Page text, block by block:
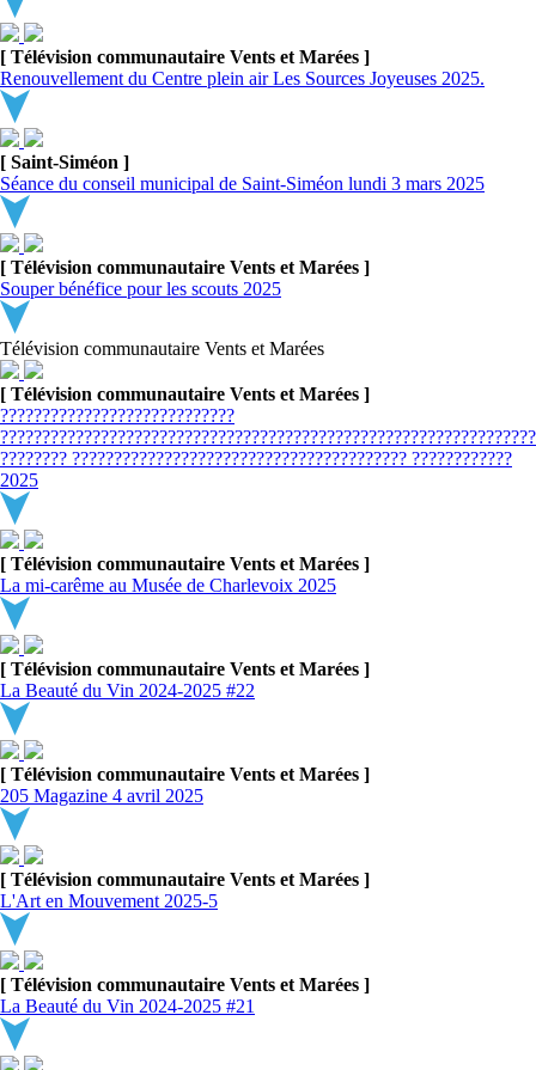
[ Télévision communautaire Vents et Marées ]
Renouvellement du Centre plein air Les Sources Joyeuses 2025.
[ Saint-Siméon ]
Séance du conseil municipal de Saint-Siméon lundi 3 mars 2025
[ Télévision communautaire Vents et Marées ]
Souper bénéfice pour les scouts 2025
Télévision communautaire Vents et Marées
[ Télévision communautaire Vents et Marées ]
????????????????????????????
????????????????????????????????????????????????????????????????
???????? ???????????????????????????????????????? ????????????
2025
[ Télévision communautaire Vents et Marées ]
La mi-carême au Musée de Charlevoix 2025
[ Télévision communautaire Vents et Marées ]
La Beauté du Vin 2024-2025 #22
[ Télévision communautaire Vents et Marées ]
205 Magazine 4 avril 2025
[ Télévision communautaire Vents et Marées ]
L'Art en Mouvement 2025-5
[ Télévision communautaire Vents et Marées ]
La Beauté du Vin 2024-2025 #21